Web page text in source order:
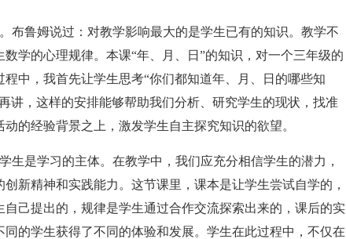
布鲁姆说过：对教学影响最大的是学生已有的知识。教学不
学的心理规律。本课“年、月、日”的知识，对一个三年级的
中，我首先让学生思考“你们都知道年、月、日的哪些知
讲，这样的安排能够帮助我们分析、研究学生的现状，找准
的经验背景之上，激发学生自主探究知识的欲望。
生是学习的主体。在教学中，我们应充分相信学生的潜力，
新精神和实践能力。这节课里，课本是让学生尝试自学的，
己提出的，规律是学生通过合作交流探索出来的，课后的实
的学生获得了不同的体验和发展。学生在此过程中，不仅在